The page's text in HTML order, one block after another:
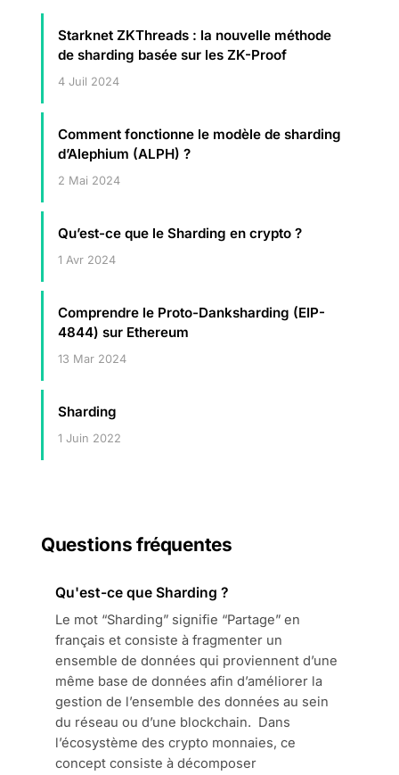
Starknet ZKThreads : la nouvelle méthode
de sharding basée sur les ZK-Proof
4 Juil 2024
Comment fonctionne le modèle de sharding
d’Alephium (ALPH) ?
2 Mai 2024
Qu’est-ce que le Sharding en crypto ?
1 Avr 2024
Comprendre le Proto-Danksharding (EIP-
4844) sur Ethereum
13 Mar 2024
Sharding
1 Juin 2022
Questions fréquentes
Qu'est-ce que Sharding ?
Le mot “Sharding” signifie “Partage” en
français et consiste à fragmenter un
ensemble de données qui proviennent d’une
même base de données afin d’améliorer la
gestion de l’ensemble des données au sein
du réseau ou d’une blockchain. Dans
l’écosystème des crypto monnaies, ce
concept consiste à décomposer